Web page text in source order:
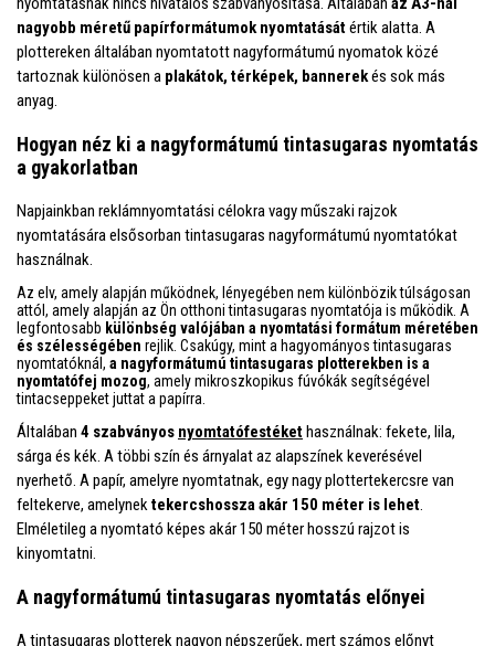
nagyobb méretű papírformátumok nyomtatásátértik alatta. A
plottereken általában nyomtatott nagyformátumú nyomatok közé
tartoznak különösen a plakátok, térképek, bannerekés sok más
anyag.
Hogyan néz ki a nagyformátumú tintasugaras nyomtatás
a gyakorlatban
Napjainkban reklámnyomtatási célokra vagy műszaki rajzok
nyomtatására elsősorban tintasugaras nagyformátumú nyomtatókat
használnak.
Az elv, amely alapján működnek, lényegében nem különbözik túlságosan
attól, amely alapján az Ön otthoni tintasugaras nyomtatója is működik. A
legfontosabb különbség valójában a nyomtatási formátum méretében
és szélességében rejlik. Csakúgy, mint a hagyományos tintasugaras
nyomtatóknál, a nagyformátumú tintasugaras plotterekben is a
nyomtatófej mozog, amely mikroszkopikus fúvókák segítségével
tintacseppeket juttat a papírra.
Általában 4 szabványos nyomtatófestéket használnak: fekete, lila,
sárga és kék. A többi szín és árnyalat az alapszínek keverésével
nyerhető. A papír, amelyre nyomtatnak, egy nagy plottertekercsre van
feltekerve, amelynektekercshossza akár 150 méter is lehet.
Elméletileg a nyomtató képes akár 150 méter hosszú rajzot is
kinyomtatni.
A nagyformátumú tintasugaras nyomtatás előnyei
A tintasugaras plotterek nagyon népszerűek, mert számos előnyt